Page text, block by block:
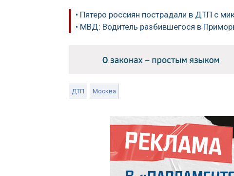
• Пятеро россиян пострадали в ДТП с
• МВД: Водитель разбившегося в
ДТП Москва